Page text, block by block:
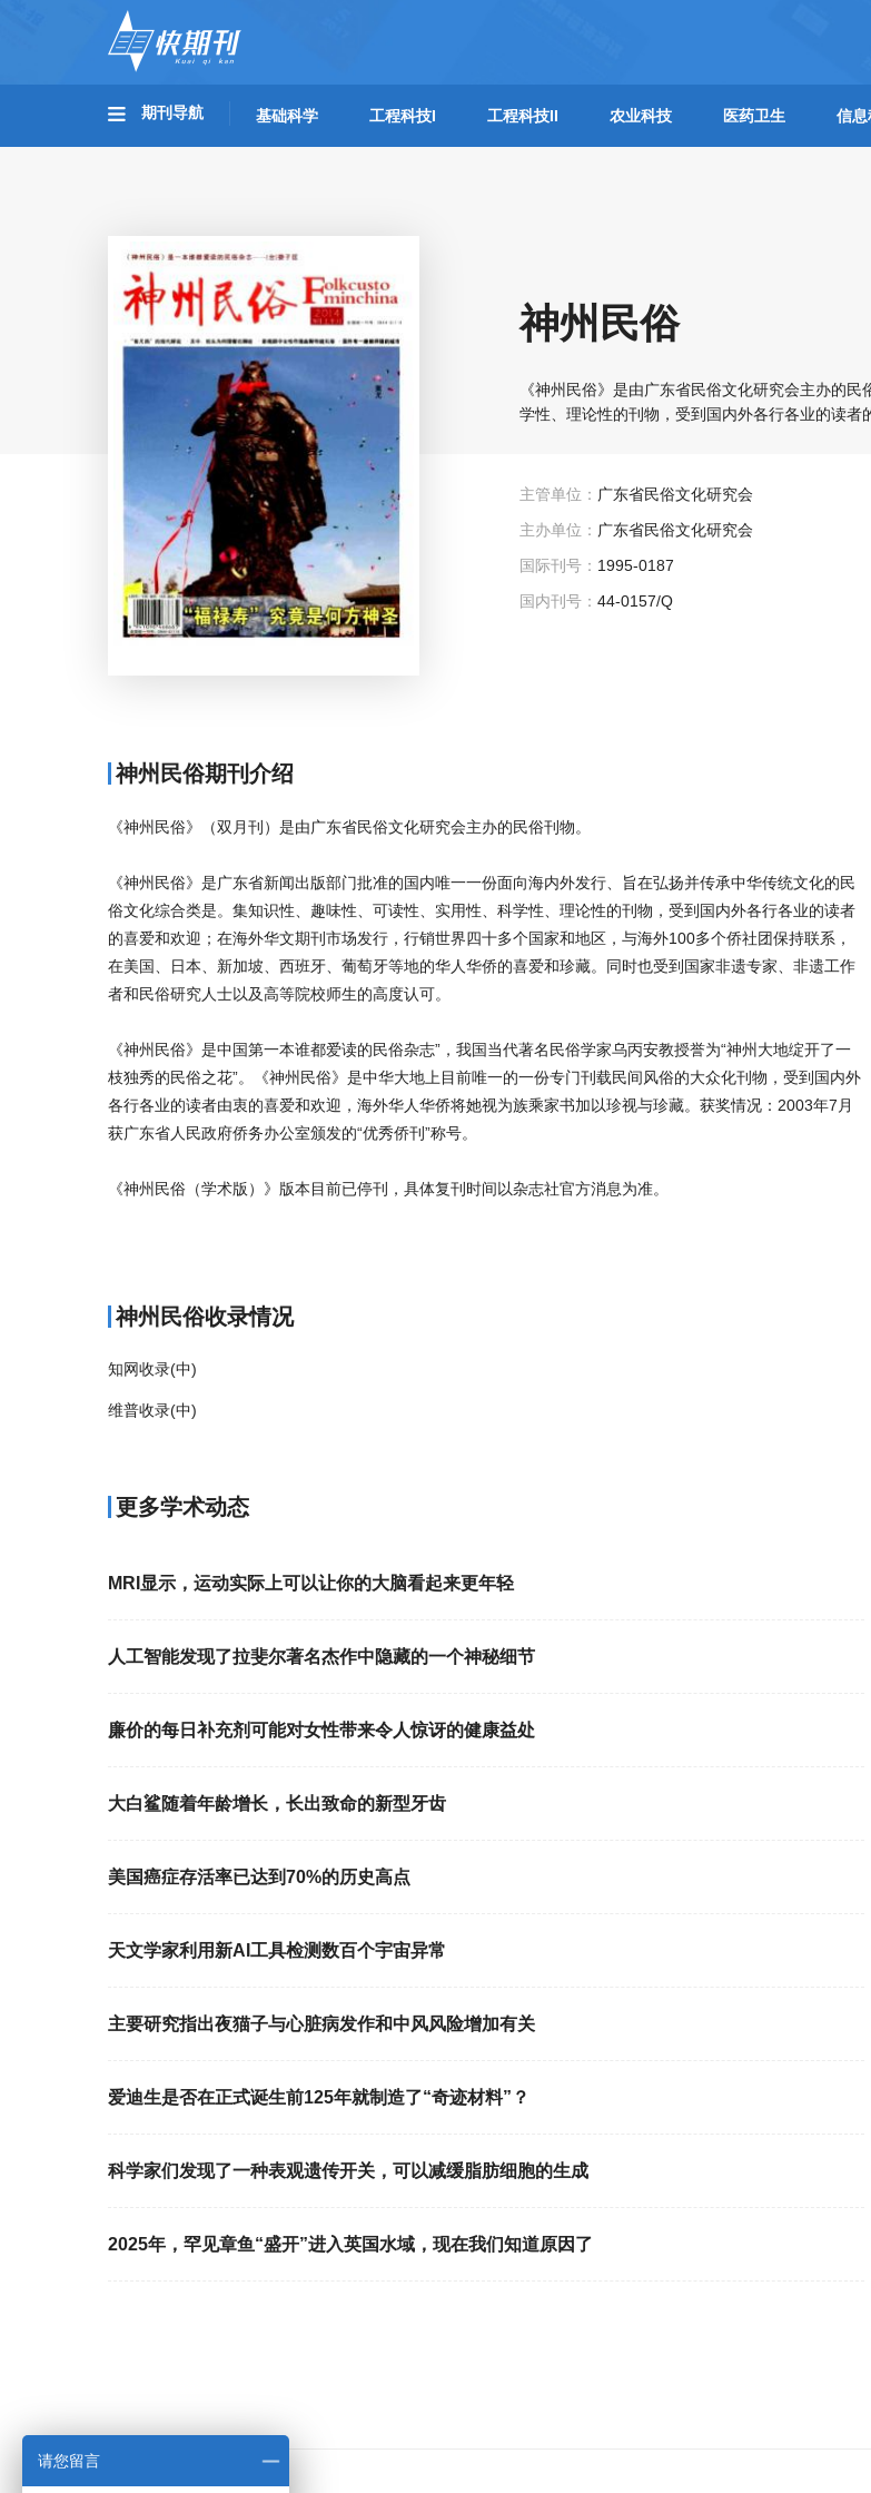
期刊导航 基础科学 工程科技I 工程科技II 农业科技 医药卫生 信息
神州民俗
《神州民俗》是由广东省民俗文化研究会主办的
学性、理论性的刊物，受到国内外各行各业的读者
主管单位： 广东省民俗文化研究会
主办单位： 广东省民俗文化研究会
国际刊号： 1995-0187
国内刊号： 44-0157/Q
神州民俗期刊介绍
《神州民俗》（双月刊）是由广东省民俗文化研究会主办的民俗刊物。
《神州民俗》是广东省新闻出版部门批准的国内唯一一份面向海内外发行、旨在弘扬并传承中华传统文化的民
俗文化综合类是。集知识性、趣味性、可读性、实用性、科学性、理论性的刊物，受到国内外各行各业的读者
的喜爱和欢迎；在海外华文期刊市场发行，行销世界四十多个国家和地区，与海外100多个侨社团保持联系，
在美国、日本、新加坡、西班牙、葡萄牙等地的华人华侨的喜爱和珍藏。同时也受到国家非遗专家、非遗工作
者和民俗研究人士以及高等院校师生的高度认可。
《神州民俗》是中国第一本谁都爱读的民俗杂志”，我国当代著名民俗学家乌丙安教授誉为“神州大地绽开了一
枝独秀的民俗之花”。《神州民俗》是中华大地上目前唯一的一份专门刊载民间风俗的大众化刊物，受到国内外
各行各业的读者由衷的喜爱和欢迎，海外华人华侨将她视为族乘家书加以珍视与珍藏。获奖情况：2003年7月
获广东省人民政府侨务办公室颁发的“优秀侨刊”称号。
《神州民俗（学术版）》版本目前已停刊，具体复刊时间以杂志社官方消息为准。
神州民俗收录情况
知网收录(中)
维普收录(中)
更多学术动态
MRI显示，运动实际上可以让你的大脑看起来更年轻
人工智能发现了拉斐尔著名杰作中隐藏的一个神秘细节
廉价的每日补充剂可能对女性带来令人惊讶的健康益处
大白鲨随着年龄增长，长出致命的新型牙齿
美国癌症存活率已达到70%的历史高点
天文学家利用新AI工具检测数百个宇宙异常
主要研究指出夜猫子与心脏病发作和中风风险增加有关
爱迪生是否在正式诞生前125年就制造了“奇迹材料”？
科学家们发现了一种表观遗传开关，可以减缓脂肪细胞的生成
2025年，罕见章鱼“盛开”进入英国水域，现在我们知道原因了
请您留言